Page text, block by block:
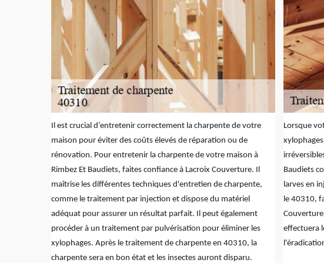
Il est crucial d’entretenir correctement la charpente de votre
maison pour éviter des coûts élevés de réparation ou de
rénovation. Pour entretenir la charpente de votre maison à
Rimbez Et Baudiets, faites confiance à Lacroix Couverture. Il
maîtrise les différentes techniques d'entretien de charpente,
comme le traitement par injection et dispose du matériel
adéquat pour assurer un résultat parfait. Il peut également
procéder à un traitement par pulvérisation pour éliminer les
xylophages. Après le traitement de charpente en 40310, la
charpente sera en bon état et les insectes auront disparu.
Lorsque
Baudiets
larves en
le 40310,
Couverture
effectuera